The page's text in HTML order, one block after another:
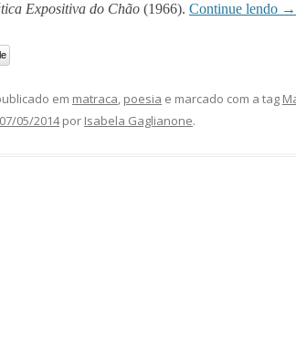
Expositiva do Chão (1966). Continue lendo →
em matraca poesia e marcado com a tag
07/05/2014por Isabela Gaglianone.